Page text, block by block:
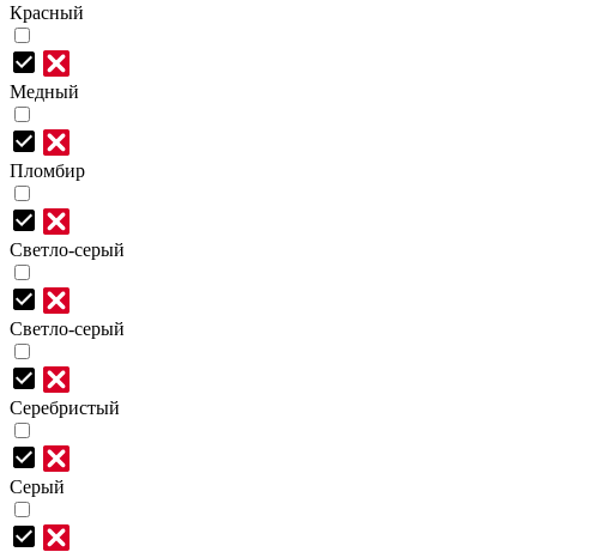
Красный
Медный
Пломбир
Светло-серый
Светло-серый
Серебристый
Серый